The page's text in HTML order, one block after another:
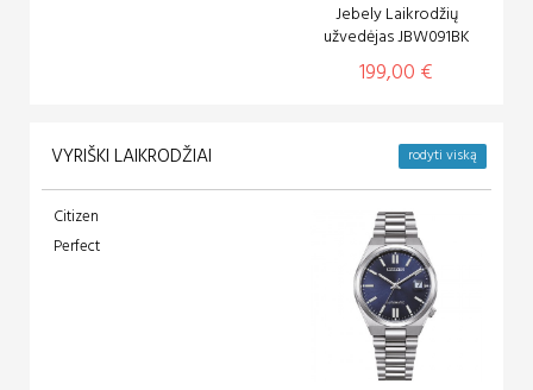
Jebely Laikrodžių
užvedėjas JBW091BK
199,00 €
VYRIŠKI LAIKRODŽIAI rodyti viską
Citizen
Perfect